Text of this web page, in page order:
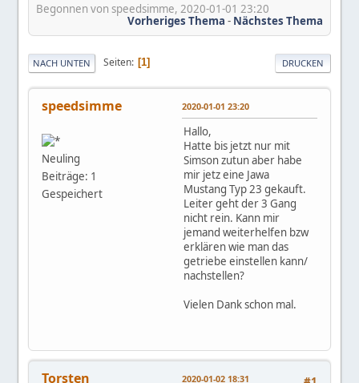
Begonnen von speedsimme, 2020-01-01 23:20
Vorheriges Thema - Nächstes Thema
DRUCKEN
NACH UNTEN Seiten 1
speedsimme
Neuling
Beiträge: 1
Gespeichert
2020-01-01 23:20
Hallo,
Hatte bis jetzt nur mit
Simson zutun aber habe
mir jetz eine Jawa
Mustang Typ 23 gekauft.
Leiter geht der 3 Gang
nicht rein. Kann mir
jemand weiterhelfen bzw
erklären wie man das
getriebe einstellen kann/
nachstellen?
Vielen Dank schon mal.
Torsten 2020-01-02 18:31